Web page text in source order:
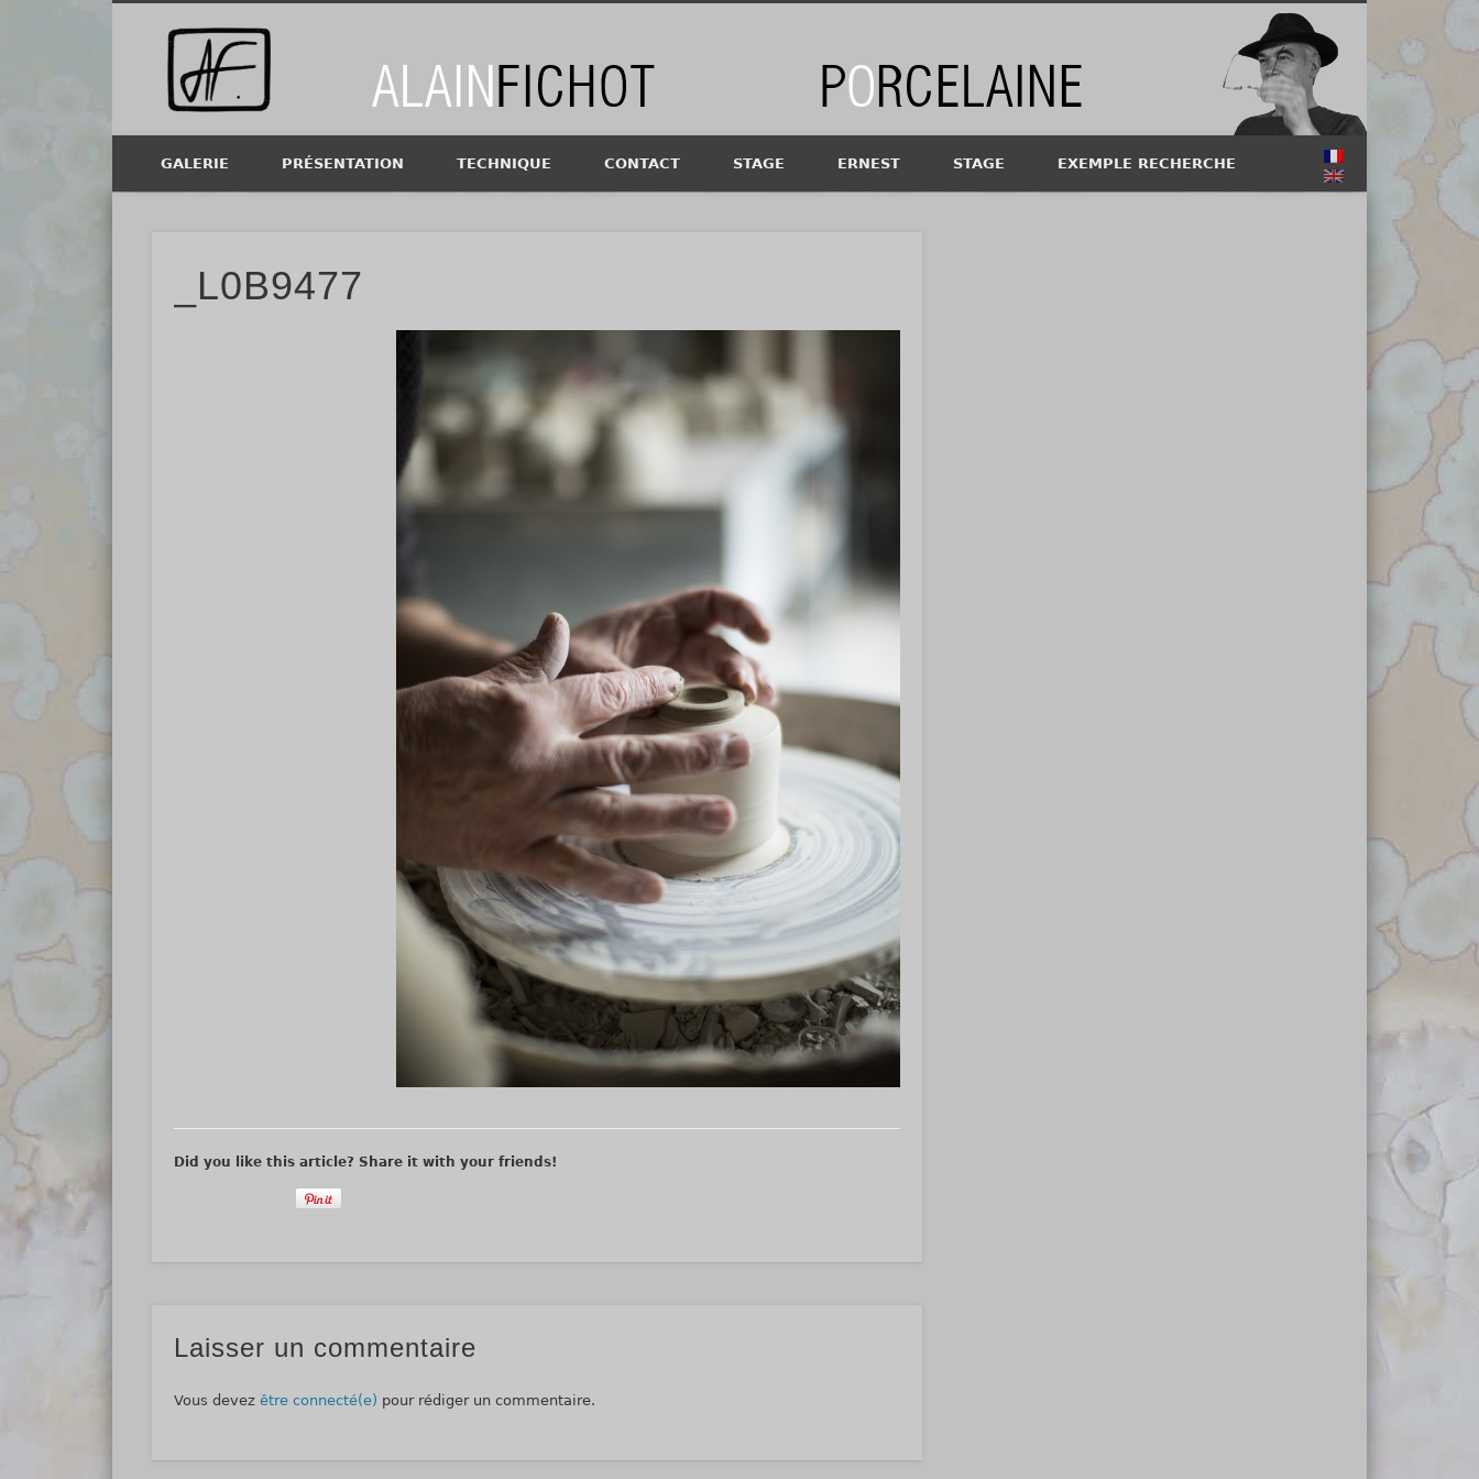
Alain Fichot
GALERIE PRÉSENTATION TECHNIQUE CONTACT STAGE ERNEST STAGE EXEMPLE RECHERCHE
_L0B9477
Did you like this article? Share it with your friends!
Laisser un commentaire
Vous devezêtre connecté(e) pour rédiger un commentaire.